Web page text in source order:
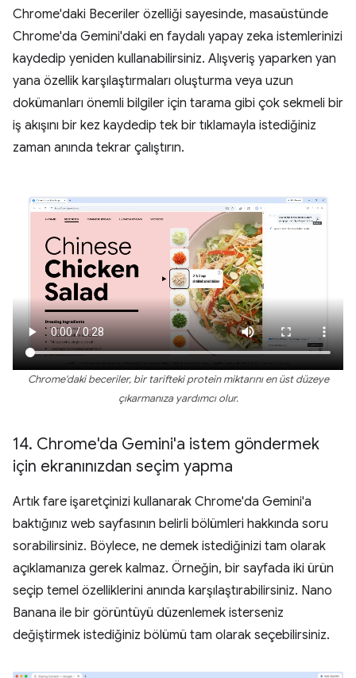
Chrome'daki Beceriler özelliği sayesinde, masaüstünde
Chrome'da Gemini'daki en faydalı yapay zeka istemlerinizi
kaydedip yeniden kullanabilirsiniz. Alışveriş yaparken yan
yana özellik karşılaştırmaları oluşturma veya uzun
dokümanları önemli bilgiler için tarama gibi çok sekmeli bir
iş akışını bir kez kaydedip tek bir tıklamayla istediğiniz
zaman anında tekrar çalıştırın.
Chrome'daki beceriler, bir tarifteki protein miktarını en üst düzeye
çıkarmanıza yardımcı olur.
14. Chrome'da Gemini'a istem göndermek
için ekranınızdan seçim yapma
Artık fare işaretçinizi kullanarak Chrome'da Gemini'a
baktığınız web sayfasının belirli bölümleri hakkında soru
sorabilirsiniz. Böylece, ne demek istediğinizi tam olarak
açıklamanıza gerek kalmaz. Örneğin, bir sayfada iki ürün
seçip temel özelliklerini anında karşılaştırabilirsiniz. Nano
Banana ile bir görüntüyü düzenlemek isterseniz
değiştirmek istediğiniz bölümü tam olarak seçebilirsiniz.